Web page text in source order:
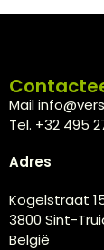
Mail
Tel. +32 495
Adres
Kogelstraat
3800 Sint-
België